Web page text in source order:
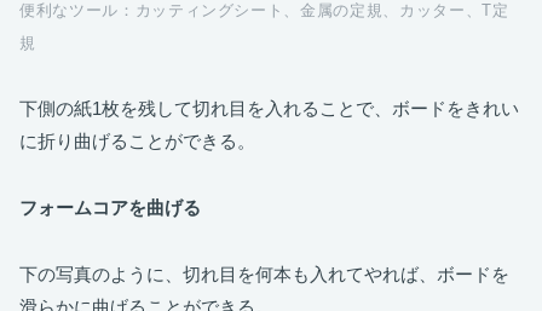
便利なツール：カッティングシート、金属の定規、カッター、T定
規
下側の紙1枚を残して切れ目を入れることで、ボードをきれい
に折り曲げることができる。
フォームコアを曲げる
下の写真のように、切れ目を何本も入れてやれば、ボードを